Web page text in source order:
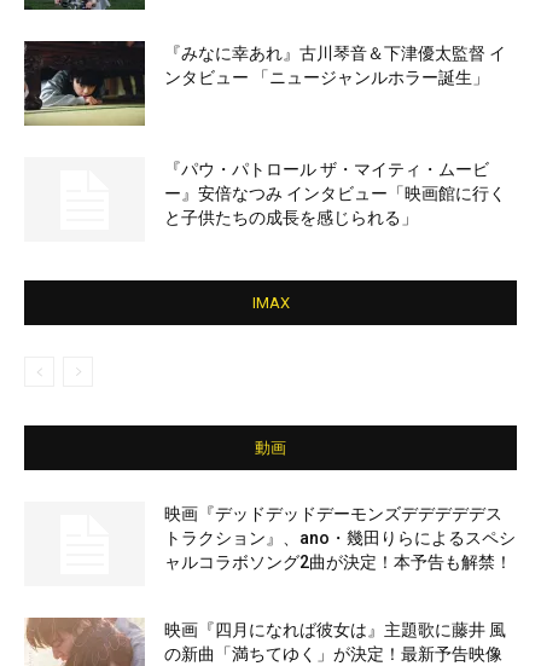
『みなに幸あれ』古川琴音＆下津優太監督 イ
ンタビュー 「ニュージャンルホラー誕生」
『パウ・パトロール ザ・マイティ・ムービ
ー』安倍なつみ インタビュー「映画館に行く
と子供たちの成長を感じられる」
IMAX
動画
映画『デッドデッドデーモンズデデデデデス
トラクション』、ano・幾田りらによるスペシ
ャルコラボソング2曲が決定！本予告も解禁！
映画『四月になれば彼女は』主題歌に藤井 風
の新曲「満ちてゆく」が決定！最新予告映像